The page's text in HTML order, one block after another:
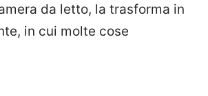
da letto, la trasforma in
in cui molte cose